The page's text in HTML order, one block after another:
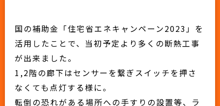
国の補助金「住宅省エネキャンペーン2023」を
活用したことで、当初予定より多くの断熱工事
が出来ました。
1,2階の廊下はセンサーを繋ぎスイッチを押さ
なくても点灯する様に。
転倒の恐れがある場所への手すりの設置等、ラ